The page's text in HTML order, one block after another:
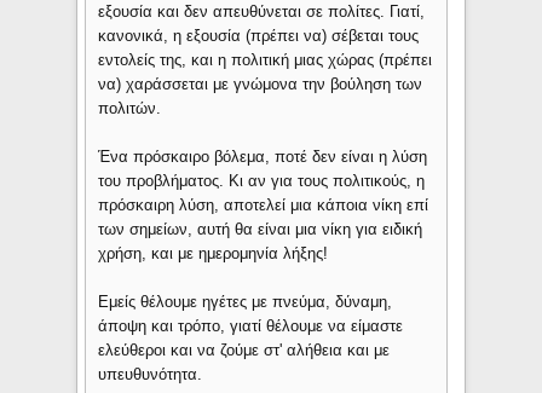
εξουσία και δεν απευθύνεται σε πολίτες. Γιατί,
κανονικά, η εξουσία (πρέπει να) σέβεται τους
εντολείς της, και η πολιτική μιας χώρας (πρέπει
να) χαράσσεται με γνώμονα την βούληση των
πολιτών.
Ένα πρόσκαιρο βόλεμα, ποτέ δεν είναι η λύση
του προβλήματος. Κι αν για τους πολιτικούς, η
πρόσκαιρη λύση, αποτελεί μια κάποια νίκη επί
των σημείων, αυτή θα είναι μια νίκη για ειδική
χρήση, και με ημερομηνία λήξης!
Εμείς θέλουμε ηγέτες με πνεύμα, δύναμη,
άποψη και τρόπο, γιατί θέλουμε να είμαστε
ελεύθεροι και να ζούμε στ' αλήθεια και με
υπευθυνότητα.